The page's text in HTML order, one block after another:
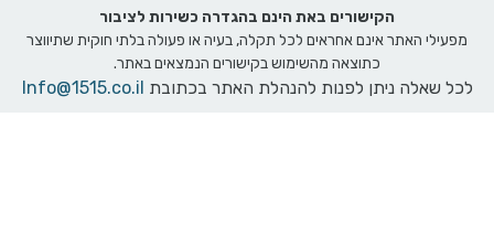
הקישורים באת הינם בהגדרה כשירות לציבור
מפעילי האתר אינם אחראים לכל תקלה, בעיה או פעולה בלתי חוקית שתיווצר
כתוצאה מהשימוש בקישורים הנמצאים באתר.
לכל שאלה ניתן לפנות להנהלת האתר בכתובת Info@1515.co.il